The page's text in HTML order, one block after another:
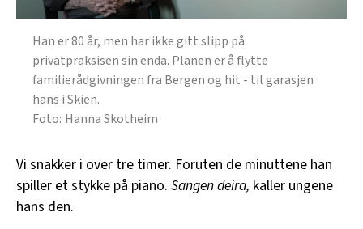
Han er 80 år, men har ikke gitt slipp på
privatpraksisen sin enda. Planen er å flytte
familierådgivningen fra Bergen og hit - til garasjen
hans i Skien.
Hanna Skotheim
Vi snakker i over tre timer. Foruten de minuttene han
spiller et stykke på piano. Sangen deira, kaller ungene
hans den.